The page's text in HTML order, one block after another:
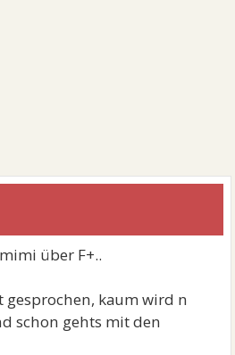
über F+..
kaum wird n
schon gehts mit den